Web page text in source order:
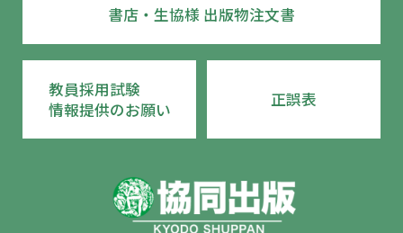
書店・生協様 出版物注文書
教員採用試験
情報提供のお願い
正誤表